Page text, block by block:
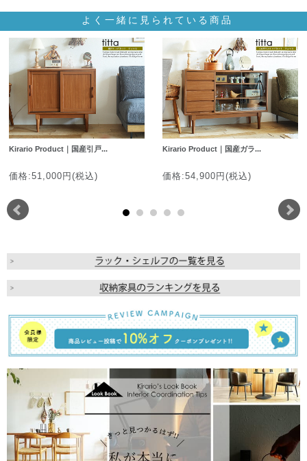
よく一緒に見られている商品
Kirario Product｜国産引戸...
価格:51,000円(税込)
Kirario Product｜国産ガラ...
価格:54,900円(税込)